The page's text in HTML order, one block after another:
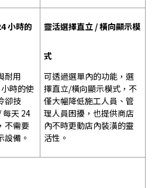
小時的
耐用
時的使
卻技
每天 24
不需要
設備。
靈活選擇直立 / 橫向顯示模
式
可透過選單內的功能，選
擇直立/橫向顯示模式，不
僅大幅降低施工人員、管
理人員困擾，也提供商店
內不時更動店內裝潢的靈
活性。